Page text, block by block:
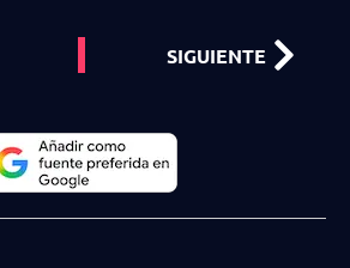
SIGUIENTE